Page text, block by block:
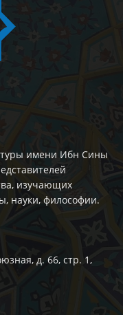
имени Ибн Сины
изучающих
науки, философии.
д. 66, стр. 1,